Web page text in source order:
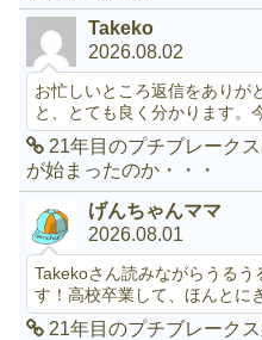
Takeko
2026.08.02
お忙しいところ返信をありが
と、とても良く分かります。
21年目のプチブレーク
が始まったのか・・・
げんちゃんママ
2026.08.01
Takekoさん読みながらうるう
す！高校卒業して、ほんとに
21年目のプチブレーク